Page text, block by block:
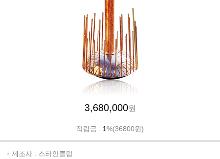
3,680,000원
적립금 : 1%(36800원)
제조사 : 스타인클랑